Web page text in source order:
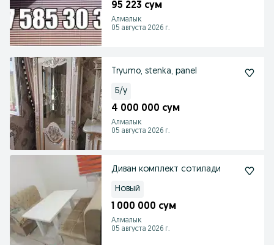
95 223 сум
Алмалык
05 августа 2026 г.
Tryumo, stenka, panel
Б/у
4 000 000 сум
Алмалык
05 августа 2026 г.
Диван комплект сотилади
Новый
1 000 000 сум
Алмалык
05 августа 2026 г.